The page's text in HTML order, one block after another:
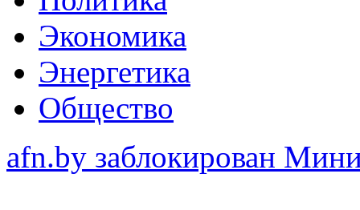
Экономика
Энергетика
Общество
afn.by заблокирован